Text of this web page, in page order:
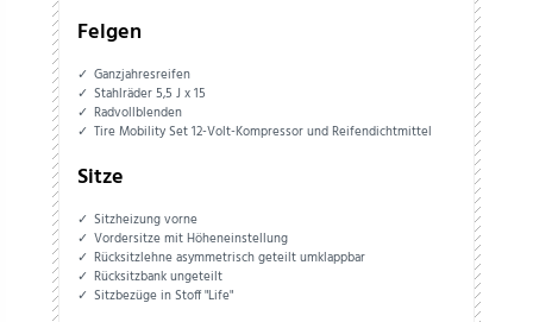
Felgen
Ganzjahresreifen
Stahlräder 5,5 J x 15
Radvollblenden
Tire Mobility Set 12-Volt-Kompressor und Reifendichtmittel
Sitze
Sitzheizung vorne
Vordersitze mit Höheneinstellung
Rücksitzlehne asymmetrisch geteilt umklappbar
Rücksitzbank ungeteilt
Sitzbezüge in Stoff "Life"